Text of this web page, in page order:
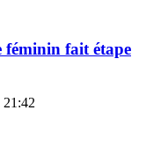
féminin fait étape
21:42